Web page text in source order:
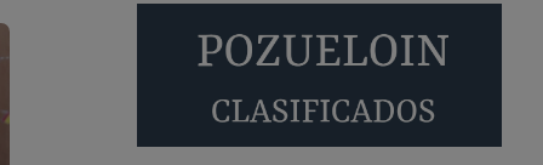
Será amigo de alguien importante...en el
Congreso, Senado, en la Policía o en la politica
🔴 EXCLUSIVA | El
comisario de la …